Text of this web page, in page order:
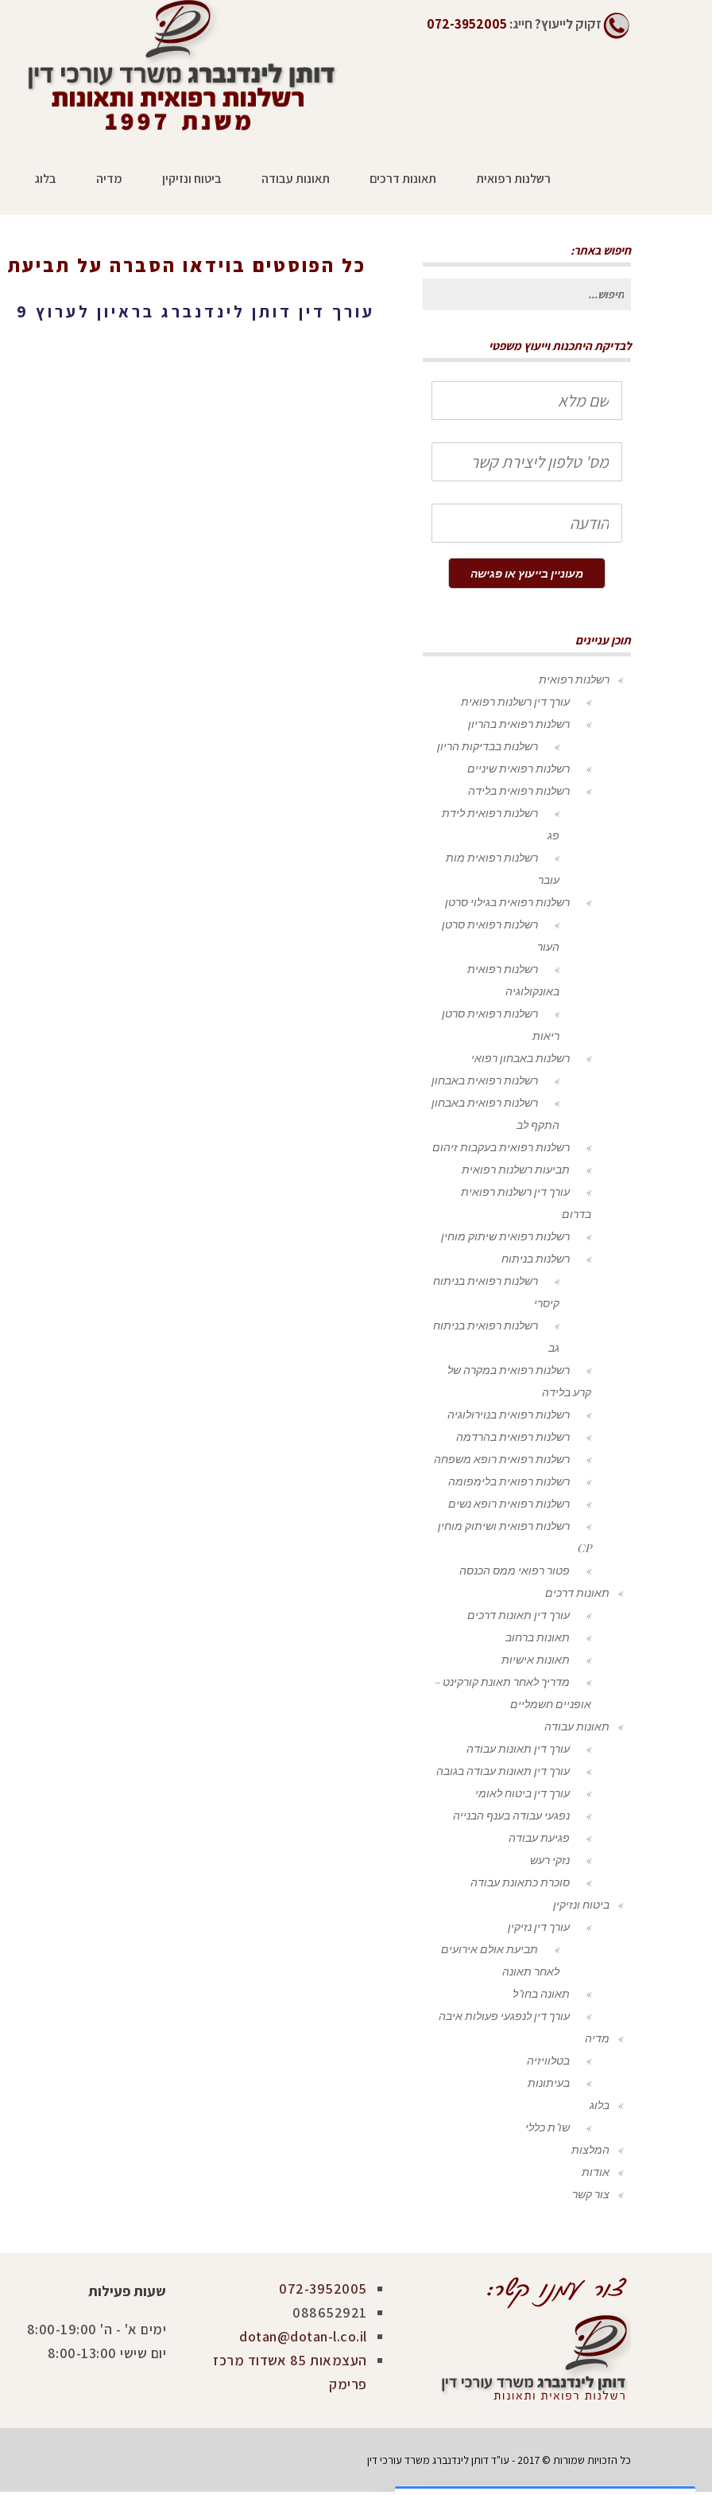
זקוק לייעוץ?חייג: 072-3952005
רשלנות רפואית תאונות דרכים תאונות עבודה ביטוח ונזיקין מדיה בלוג
כל הפוסטים בוידאו הסברה על תביעת
עורך דין דותן לינדנברג בראיון לערוץ 9
חיפוש באתר:
חיפוש
לבדיקת היתכנות וייעוץ משפטי
שם
מלא
טלפון
הודעה
מעוניין בייעוץ או פגישה
תוכן עניינים
רשלנות רפואית
עורך דין רשלנות רפואית
רשלנות רפואית בהריון
רשלנות בבדיקות הריון
רשלנות רפואית שיניים
רשלנות רפואית בלידה
רשלנות רפואית לידת
פג
רשלנות רפואית מות
עובר
רשלנות רפואית בגילוי סרטן
רשלנות רפואית סרטן
העור
רשלנות רפואית
באונקולוגיה
רשלנות רפואית סרטן
ריאות
רשלנות באבחון רפואי
רשלנות רפואית באבחון
רשלנות רפואית באבחון
התקף לב
רשלנות רפואית בעקבות זיהום
תביעות רשלנות רפואית
עורך דין רשלנות רפואית
בדרום
רשלנות רפואית שיתוק מוחין
רשלנות בניתוח
רשלנות רפואית בניתוח
קיסרי
רשלנות רפואית בניתוח
גב
רשלנות רפואית במקרה של
קרע בלידה
רשלנות רפואית בנוירולוגיה
רשלנות רפואית בהרדמה
רשלנות רפואית רופא משפחה
רשלנות רפואית בלימפומה
רשלנות רפואית רופא נשים
רשלנות רפואית ושיתוק מוחין
CP
פטור רפואי ממס הכנסה
תאונות דרכים
עורך דין תאונות דרכים
תאונות ברחוב
תאונות אישיות
מדריך לאחר תאונת קורקינט –
אופניים חשמליים
תאונות עבודה
עורך דין תאונות עבודה
עורך דין תאונות עבודה בגובה
עורך דין ביטוח לאומי
נפגעי עבודה בענף הבנייה
פגיעת עבודה
נזקי רעש
סוכרת כתאונת עבודה
ביטוח ונזיקין
עורך דין נזיקין
תביעת אולם אירועים
לאחר תאונה
תאונה בחו"ל
עורך דין לנפגעי פעולות איבה
מדיה
בטלוויזיה
בעיתונות
בלוג
שו"ת כללי
המלצות
אודות
צור קשר
072-3952005
088652921
dotan@dotan-l.co.il
העצמאות 85 אשדוד מרכז
פרימק
שעות פעילות
ימים א' - ה' 8:00-19:00
יום שישי 8:00-13:00
כל הזכויות שמורות © 2017 - עו"ד דותן לינדנברג משרד עורכי דין